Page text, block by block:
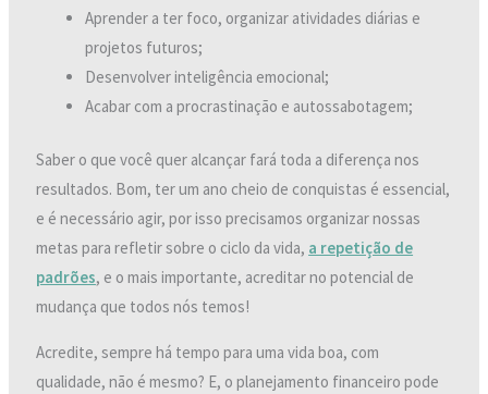
Aprender a ter foco, organizar atividades diárias e
projetos futuros;
Desenvolver inteligência emocional;
Acabar com a procrastinação e autossabotagem;
Saber o que você quer alcançar fará toda a diferença nos
resultados. Bom, ter um ano cheio de conquistas é essencial,
e é necessário agir, por isso precisamos organizar nossas
metas para refletir sobre o ciclo da vida, a repetição de
padrões, e o mais importante, acreditar no potencial de
mudança que todos nós temos!
Acredite, sempre há tempo para uma vida boa, com
qualidade, não é mesmo? E, o planejamento financeiro pode